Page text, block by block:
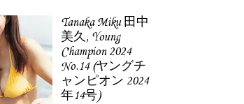
Tanaka Miku 田中
美久, Young
Champion 2024
No.14 (ヤングチ
ャンピオン 2024
年14号)